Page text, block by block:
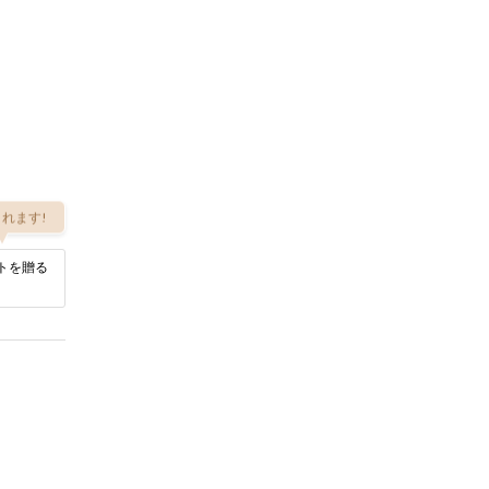
ます!
を贈る